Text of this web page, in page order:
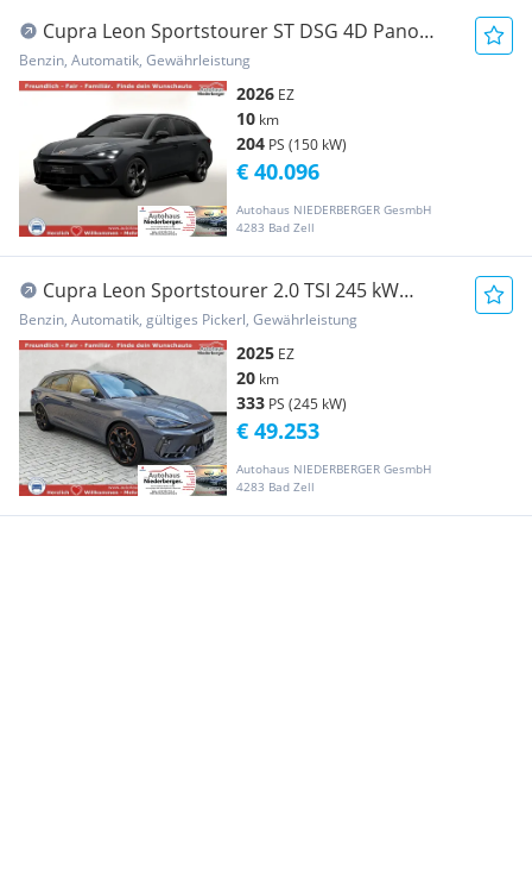
Cupra Leon Sportstourer ST DSG 4D Pano
EdgeP Sennh...
Benzin, Automatik, Gewährleistung
2026 EZ
10 km
204 PS (150 kW)
Autohaus NIEDERBERGER GesmbH
4283 Bad Zell
€ 40.096
Cupra Leon Sportstourer 2.0 TSI 245 kW
4Drive VZ E...
Benzin, Automatik, gültiges Pickerl, Gewährleistung
2025 EZ
20 km
333 PS (245 kW)
Autohaus NIEDERBERGER GesmbH
4283 Bad Zell
€ 49.253